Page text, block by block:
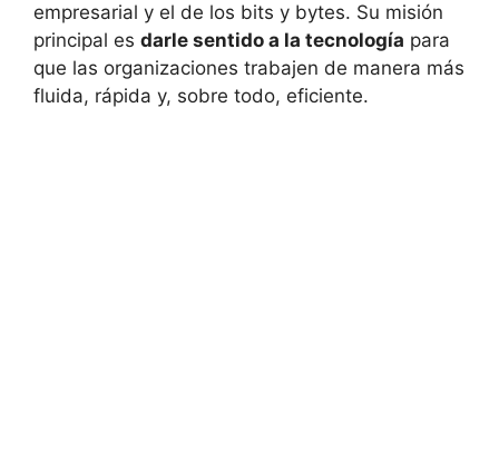
empresarial y el de los bits y bytes. Su misión
principal es darle sentido a la tecnología para
que las organizaciones trabajen de manera más
fluida, rápida y, sobre todo, eficiente.